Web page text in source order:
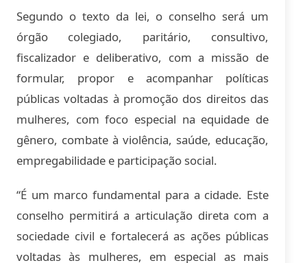
Segundo o texto da lei, o conselho será um
órgão colegiado, paritário, consultivo,
fiscalizador e deliberativo, com a missão de
formular, propor e acompanhar políticas
públicas voltadas à promoção dos direitos das
mulheres, com foco especial na equidade de
gênero, combate à violência, saúde, educação,
empregabilidade e participação social.
“É um marco fundamental para a cidade. Este
conselho permitirá a articulação direta com a
sociedade civil e fortalecerá as ações públicas
voltadas às mulheres, em especial as mais